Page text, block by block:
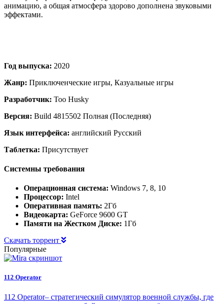
анимацию, а общая атмосфера здорово дополнена звуковыми
эффектами.
Год выпуска: 2020
Жанр: Приключенческие игры, Казуальные игры
Разработчик: Too Husky
Версия: Build 4815502 Полная (Последняя)
Язык интерфейса: английский Русский
Таблетка: Присутствует
Системны требования
Операционная система: Windows 7, 8, 10
Процессор: Intel
Оперативная память: 2Гб
Видеокарта: GeForce 9600 GT
Памяти на Жестком Диске: 1Гб
Скачать торрент
Популярные
112 Operator
112 Operator– стратегический симулятор военной службы, где